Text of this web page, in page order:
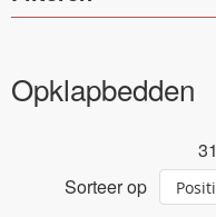
Opklapbedden
31
Sorteer op